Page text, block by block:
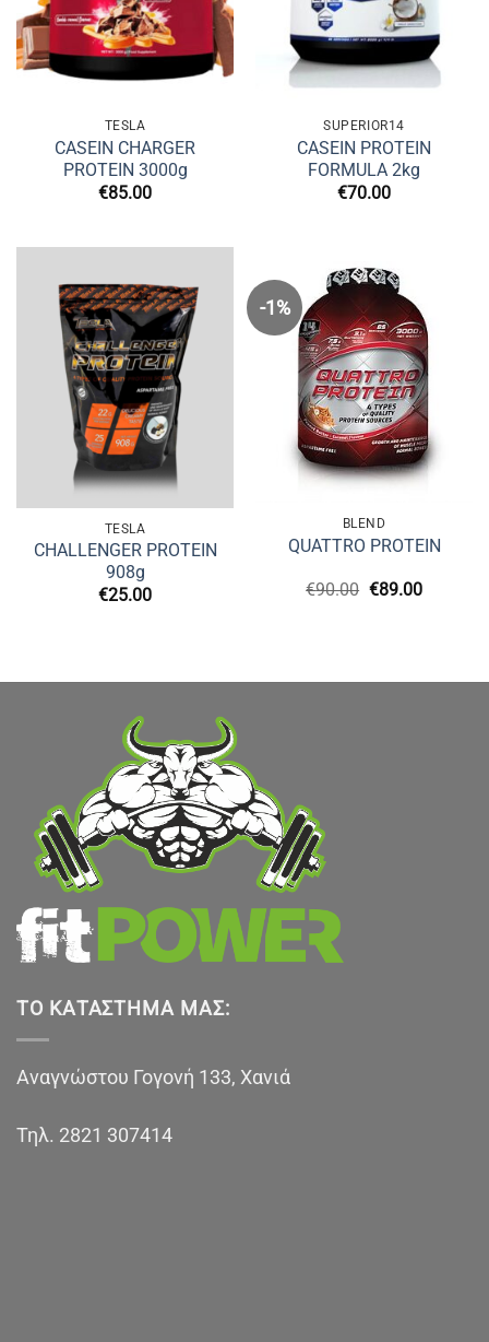
TESLA
CASEIN CHARGER
PROTEIN 3000g
€85.00
SUPERIOR14
CASEIN PROTEIN
FORMULA 2kg
€70.00
TESLA
CHALLENGER PROTEIN
908g
€25.00
-1%
BLEND
QUATTRO PROTEIN
€90.00 Original
€89.00Η
ΤΟ ΚΑΤΆΣΤΗΜΑ ΜΑΣ:
Αναγνώστου Γογονή 133, Χανιά
Τηλ. 2821 307414